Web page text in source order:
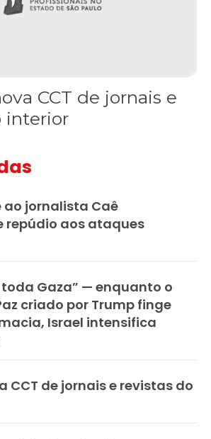
CCT de jornais e
interior
jornalista Caê
repúdio aos ataques
Gaza” — enquanto o
criado por Trump finge
Israel intensifica
CCT de jornais e revistas do